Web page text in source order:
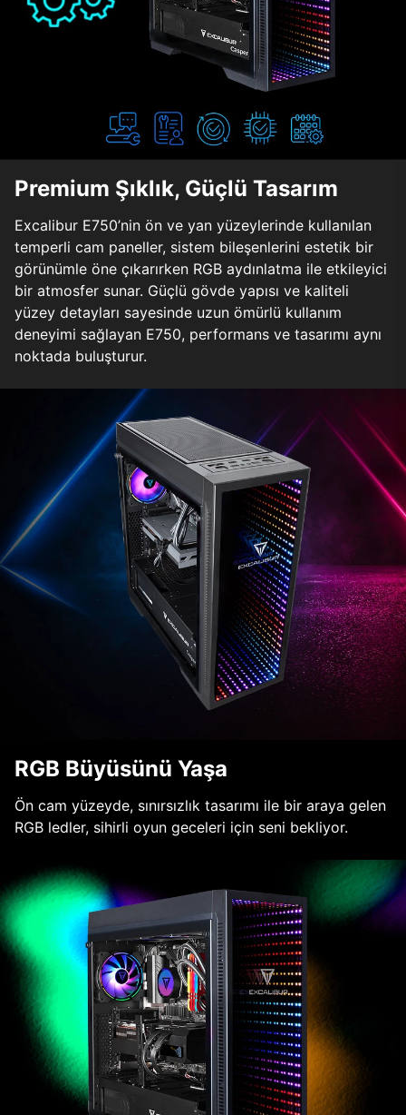
Premium Şıklık, Güçlü Tasarım
Excalibur E750’nin ön ve yan yüzeylerinde kullanılan
temperli cam paneller, sistem bileşenlerini estetik bir
görünümle öne çıkarırken RGB aydınlatma ile etkileyici
bir atmosfer sunar. Güçlü gövde yapısı ve kaliteli
yüzey detayları sayesinde uzun ömürlü kullanım
deneyimi sağlayan E750, performans ve tasarımı aynı
noktada buluşturur.
RGB Büyüsünü Yaşa
Ön cam yüzeyde, sınırsızlık tasarımı ile bir araya gelen
RGB ledler, sihirli oyun geceleri için seni bekliyor.